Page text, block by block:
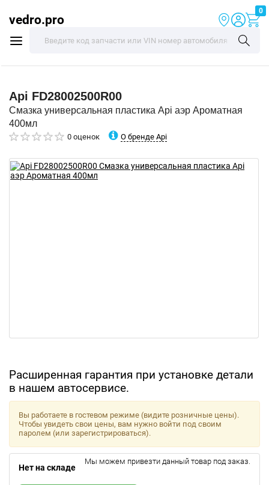
vedro.pro
0
Api FD28002500R00
Смазка универсальная пластика Api аэр Ароматная
400мл
0 оценок О бренде Api
Расширенная гарантия при установке детали
в нашем автосервисе.
Вы работаете в гостевом режиме (видите розничные цены).
Чтобы увидеть свои цены, вам нужно войти под своим
паролем (или зарегистрироваться).
Нет на складе
Мы можем привезти данный товар под заказ.